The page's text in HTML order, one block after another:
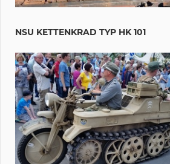
NSU KETTENKRAD TYP HK 101